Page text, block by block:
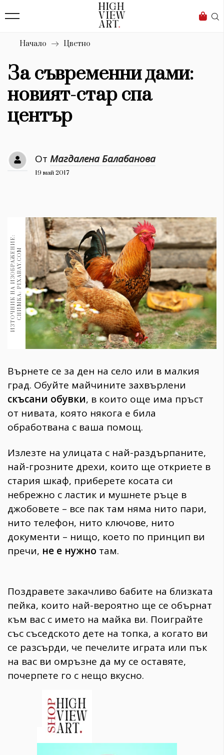
Бизнес
Мода
Dialogue
Изкуство
4340
Красота
Дизайн
Книги
30+ 1970
Гурме 1710
Пътувай
237
Здраве 389
Gentlemen
Wellness
1817
ПОСЛЕДВАЙТЕ
Начало Цветно
За съвременни дами:
новият-стар спа
център
От Магдалена Балабанова
19 май 2017
И
З
Т
О
Ч
Н
И
К
Н
А
И
З
О
Б
Р
А
Ж
Е
Н
И
Е
:
С
Н
И
М
К
А
:
P
I
X
A
B
A
Y
.
C
OM
Върнете се за ден на село или в малкия
град. Обуйте майчините захвърлени
скъсани обувки, в които още има пръст
от нивата, която някога е била
обработвана с ваша помощ.
Излезте на улицата с най-раздърпаните,
най-грозните дрехи, които ще откриете в
стария шкаф, приберете косата си
небрежно с ластик и мушнете ръце в
джобовете – все пак там няма нито пари,
нито телефон, нито ключове, нито
документи – нищо, което по принцип ви
пречи, не е нужно там.
Поздравете закачливо бабите на близката
пейка, които най-вероятно ще се обърнат
към вас с името на майка ви. Поиграйте
със съседското дете на топка, а когато ви
се разсърди, че печелите играта или пък
на вас ви омръзне да му се оставяте,
почерпете го с нещо вкусно.